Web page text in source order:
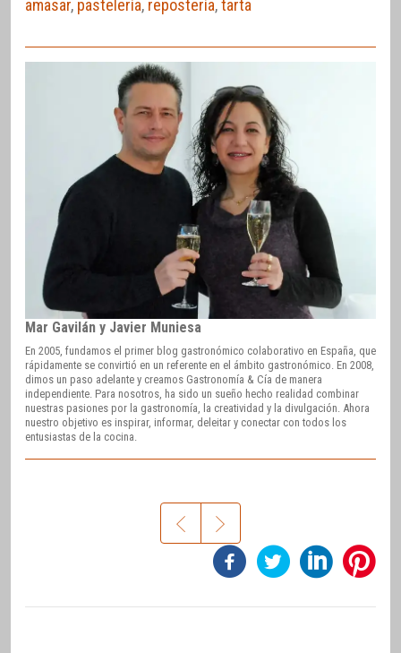
amasar, pastelería, repostería,tarta
Mar Gavilán y Javier Muniesa
En 2005, fundamos el primer blog gastronómico colaborativo en España, que
rápidamente se convirtió en un referente en el ámbito gastronómico. En 2008,
dimos un paso adelante y creamos Gastronomía & Cía de manera
independiente. Para nosotros, ha sido un sueño hecho realidad combinar
nuestras pasiones por la gastronomía, la creatividad y la divulgación. Ahora
nuestro objetivo es inspirar, informar, deleitar y conectar con todos los
entusiastas de la cocina.